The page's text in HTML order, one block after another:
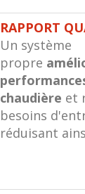
RAPPORT
Un système
propre
chaudière et
besoins
réduisant